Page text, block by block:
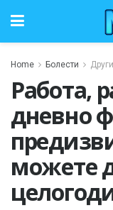
Home Болести
Работа,
дневно
можете